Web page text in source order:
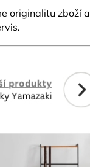
originalitu zboží a